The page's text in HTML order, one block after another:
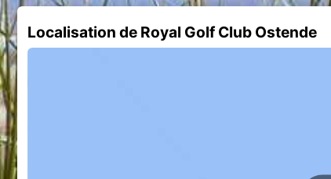
Localisation de Royal Golf Club Ostende